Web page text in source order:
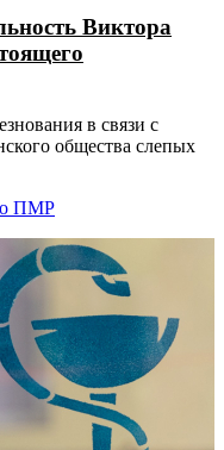
Виктора
в связи с
общества слепых
ПМР